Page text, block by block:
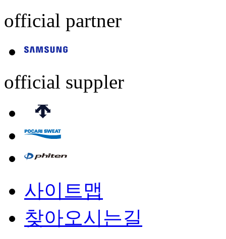
official partner
official suppler
사이트맵
찾아오시는길